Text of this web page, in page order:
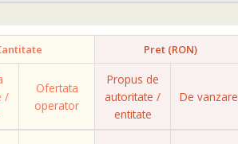
Pret (RON)
/
Ofertata
operator
Propus de
autoritate /
entitate
De vanzare